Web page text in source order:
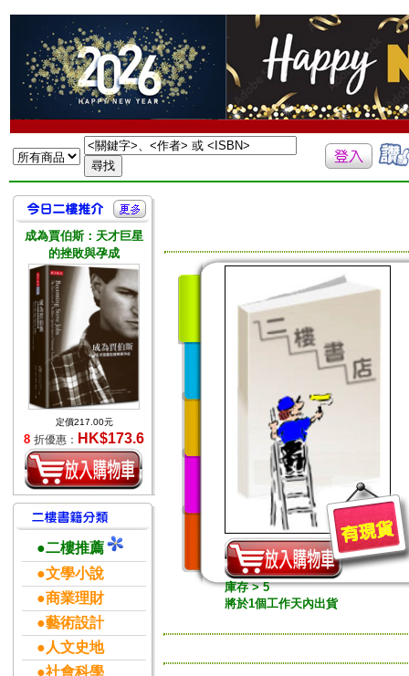
成為賈伯斯：天才巨星
的挫敗與孕成
定價217.00元
8 折優惠： HK$173.6
●二樓推薦
●文學小說
●商業理財
●藝術設計
●人文史地
●社會科學
庫存 > 5
將於1個工作天內出貨